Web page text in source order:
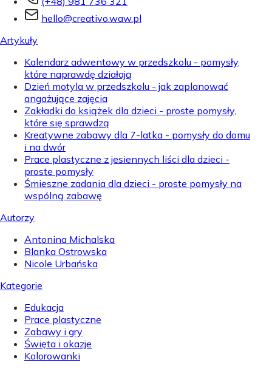
hello@creativo.waw.pl
Artykuły
Kalendarz adwentowy w przedszkolu - pomysły,
które naprawdę działają
Dzień motyla w przedszkolu - jak zaplanować
angażujące zajęcia
Zakładki do książek dla dzieci - proste pomysły,
które się sprawdzą
Kreatywne zabawy dla 7-latka - pomysły do domu
i na dwór
Prace plastyczne z jesiennych liści dla dzieci -
proste pomysły
Śmieszne zadania dla dzieci - proste pomysły na
wspólną zabawę
Autorzy
Antonina Michalska
Blanka Ostrowska
Nicole Urbańska
Kategorie
Edukacja
Prace plastyczne
Zabawy i gry
Święta i okazje
Kolorowanki